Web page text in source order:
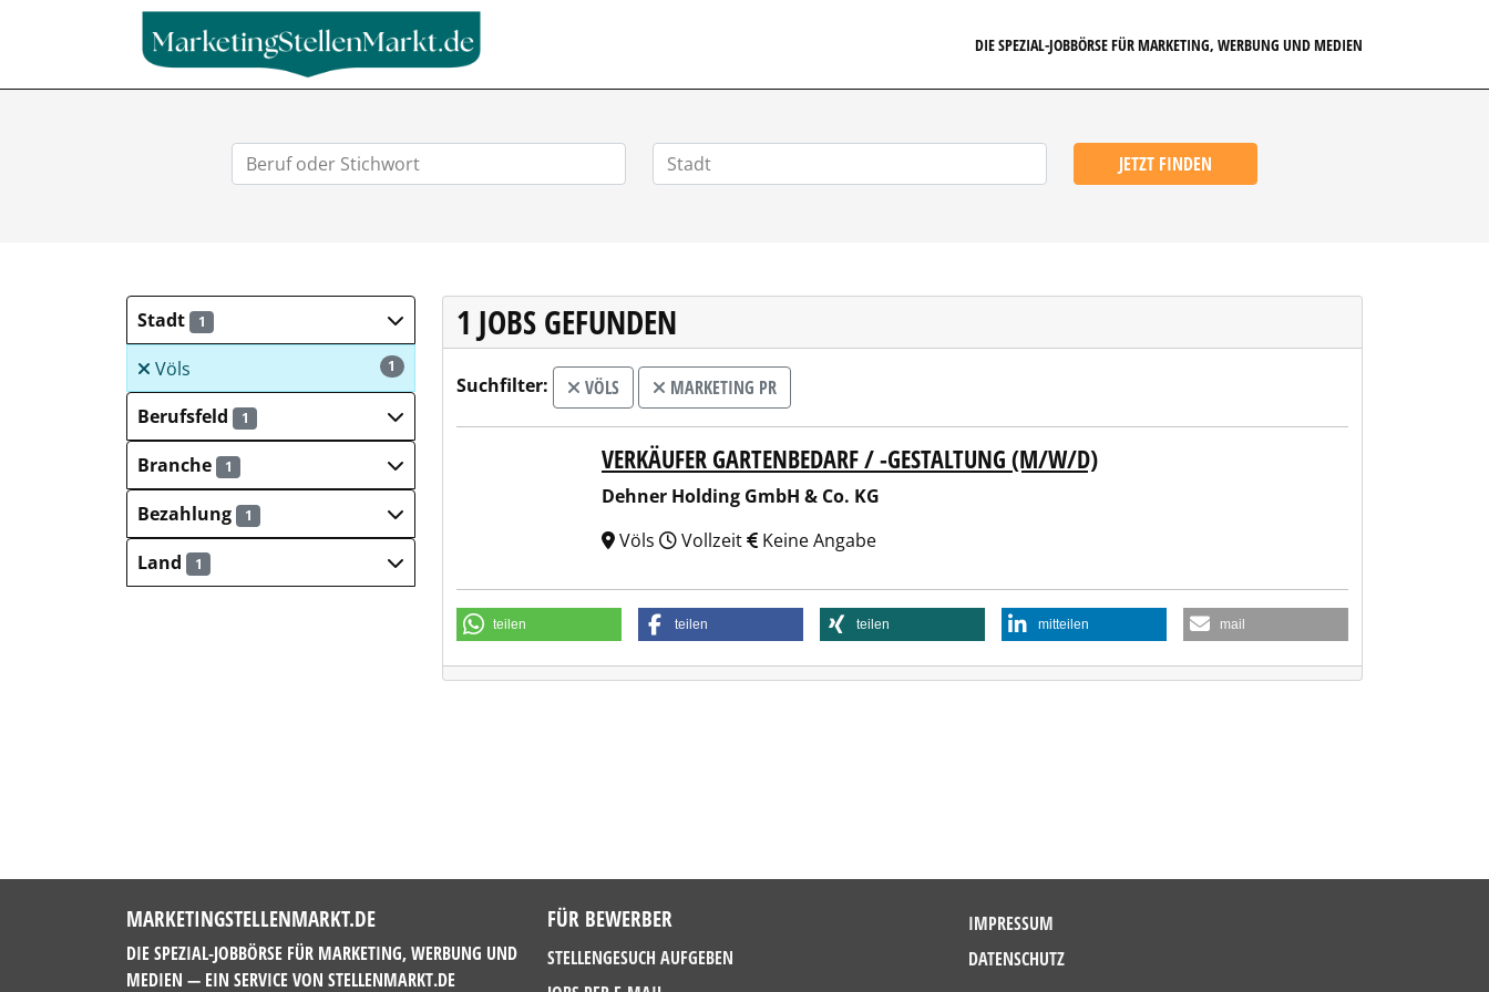
DIE SPEZIAL-JOBBÖRSE FÜR MARKETING, WERBUNG UND MEDIEN
JETZT FINDEN
Stadt 1
1
Völs
Berufsfeld
1
Branche 1
Bezahlung 1
Land 1
1 JOBS GEFUNDEN
Suchfilter: VÖLS MARKETING PR
Dehner Holding GmbH & Co. KGVERKÄUFER GARTENBEDARF / -GESTALTUNG (M/W/D)
Dehner Holding GmbH & Co. KG
Völs
Vollzeit Keine Angabe
teilen teilen teilen mitteilen mail
MARKETINGSTELLENMARKT.DE
DIE SPEZIAL-JOBBÖRSE FÜR MARKETING, WERBUNG UND
MEDIEN — EIN SERVICE VON STELLENMARKT.DE
FÜR BEWERBER
STELLENGESUCH AUFGEBEN
IMPRESSUM
DATENSCHUTZ